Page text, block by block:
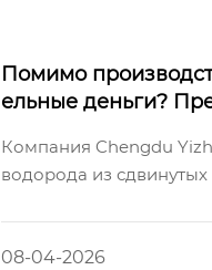
Помимо
ельные деньги?
ов.
Компания Chengdu
водорода из сдвинутых
08-04-2026